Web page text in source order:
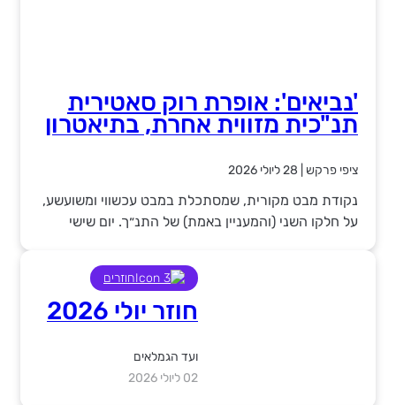
'נביאים': אופרת רוק סאטירית
תנ"כית מזווית אחרת, בתיאטרון
ציפי פרקש 28 ליולי 2026
נקודת מבט מקורית, שמסתכלת במבט עכשווי ומשועשע,
על חלקו השני (והמעניין באמת) של התנ״ך. יום שישי
חוזר יולי 2026
ועד הגמלאים
02 ליולי 2026
חוזרים